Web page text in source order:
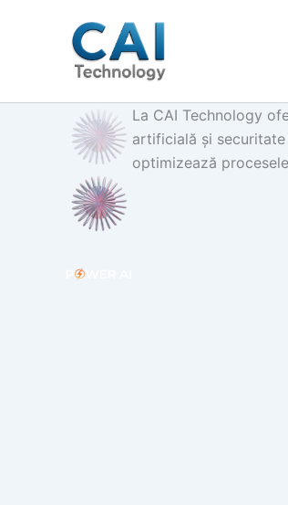
La CAI Technology
artificială și
optimizează